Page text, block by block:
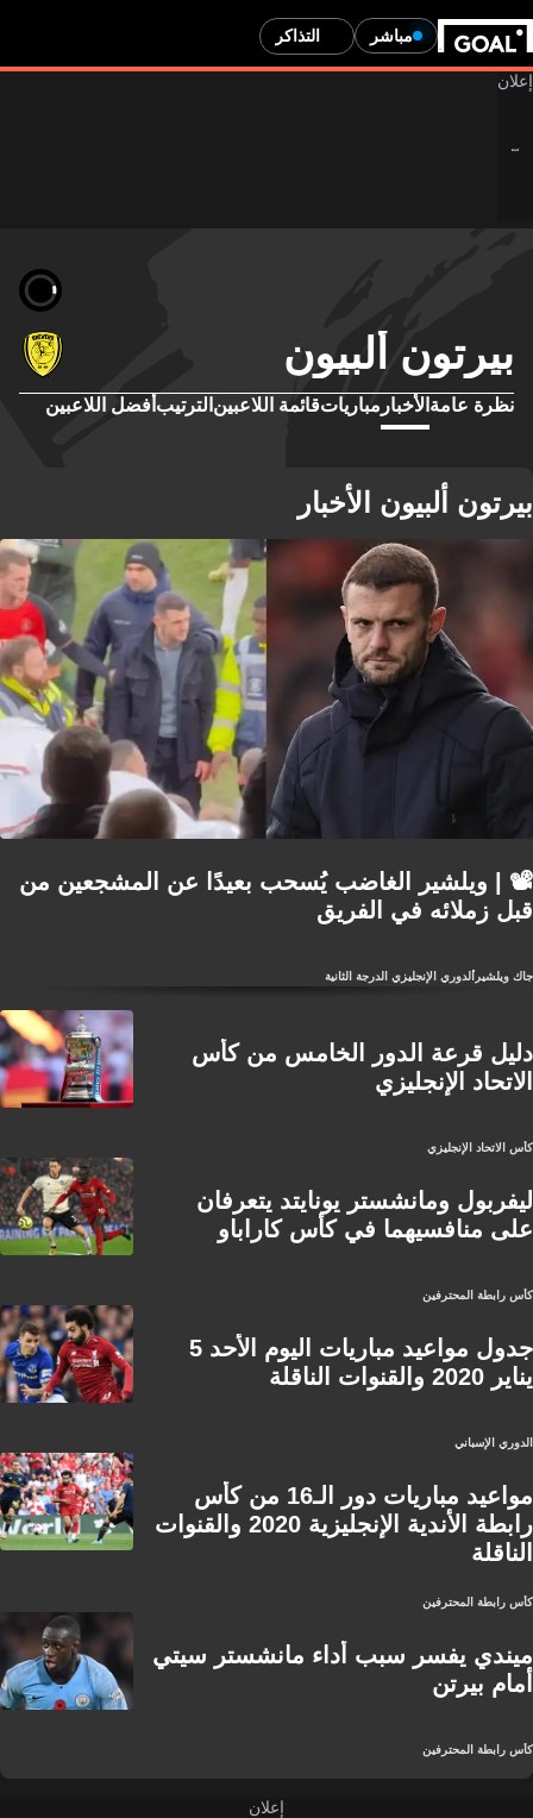
مباشر التذاكر
بيرتون ألبيون
نظرة عامة الأخبار مبارياتقائمة اللاعبين الترتيب أفضل اللاعبين
بيرتون ألبيون الأخبار
📽️ | ويلشير الغاضب يُسحب بعيدًا عن المشجعين من
قبل زملائه في الفريق
جاك ويلشير الدوري الإنجليزي الدرجة الثانية
دليل قرعة الدور الخامس من كأس
الاتحاد الإنجليزي
كأس الاتحاد الإنجليزي
ليفربول ومانشستر يونايتد يتعرفان
على منافسيهما في كأس كاراباو
كأس رابطة المحترفين
جدول مواعيد مباريات اليوم الأحد 5
يناير 2020 والقنوات الناقلة
الدوري الإسباني
مواعيد مباريات دور الـ16 من كأس
رابطة الأندية الإنجليزية 2020 والقنوات
الناقلة
كأس رابطة المحترفين
ميندي يفسر سبب أداء مانشستر سيتي
أمام بيرتن
كأس رابطة المحترفين